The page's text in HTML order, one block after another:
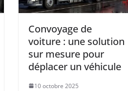
Convoyage de
voiture : une solution
sur mesure pour
déplacer un véhicule
10 octobre 2025